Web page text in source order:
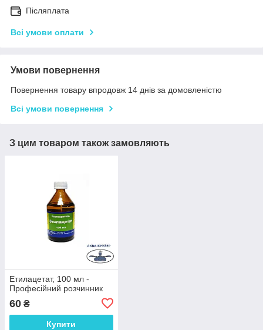
Післяплата
Всі умови оплати
Умови повернення
Повернення товару впродовж 14 днів за домовленістю
Всі умови повернення
З цим товаром також замовляють
Етилацетат, 100 мл -
Професійний розчинник
60 ₴
Купити